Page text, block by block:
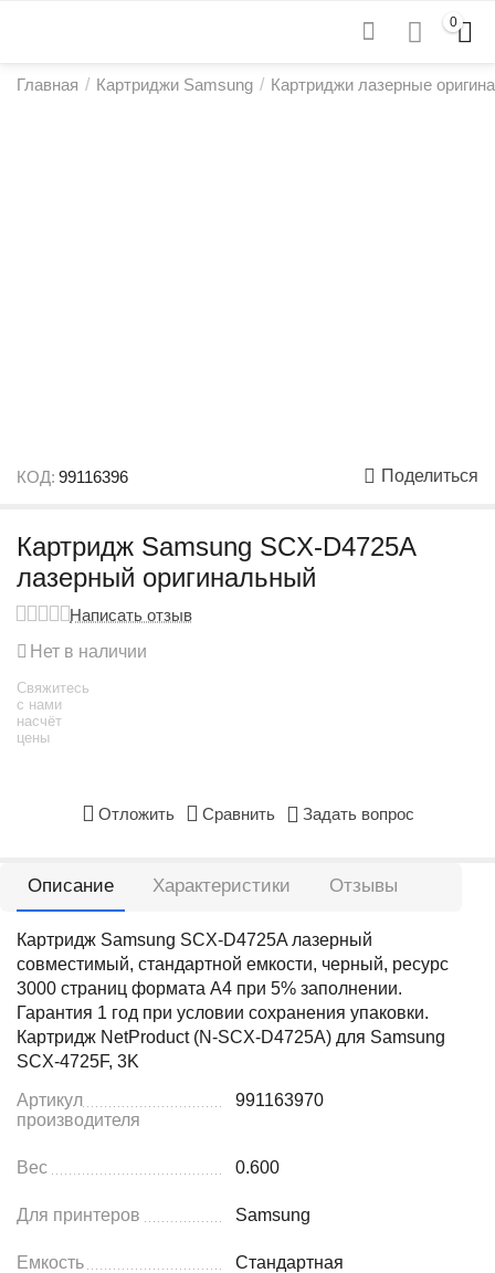
0
Главная / Картриджи Samsung / Картриджи лазерные
КОД: 99116396 Поделиться
Картридж Samsung SCX-D4725A
лазерный оригинальный
Написать отзыв
Нет в наличии
Свяжитесь
с нами
насчёт
цены
Отложить Сравнить Задать вопрос
Описание Характеристики Отзывы
Картридж Samsung SCX-D4725A лазерный
совместимый, стандартной емкости, черный, ресурс
3000 страниц формата А4 при 5% заполнении.
Гарантия 1 год при условии сохранения упаковки.
Картридж NetProduct (N-SCX-D4725A) для Samsung
SCX-4725F, 3K
Артикул
производителя
991163970
Вес 0.600
Для принтеров Samsung
Емкость Стандартная